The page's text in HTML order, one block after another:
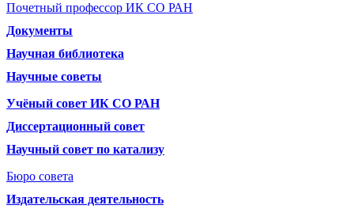
Почетный профессор ИК СО РАН
Документы
Научная библиотека
Научные советы
Учёный совет ИК СО РАН
Диссертационный совет
Научный совет по катализу
Бюро совета
Издательская деятельность